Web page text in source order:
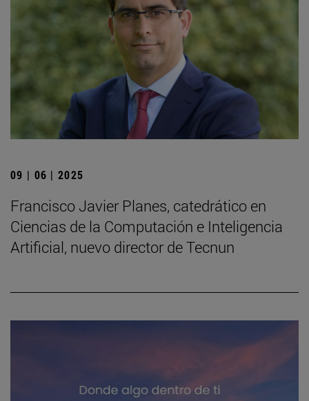
09 | 06 | 2025
Francisco Javier Planes, catedrático en
Ciencias de la Computación e Inteligencia
Artificial, nuevo director de Tecnun